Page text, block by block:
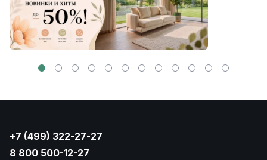
+7 (499) 322-27-27
8 800 500-12-27